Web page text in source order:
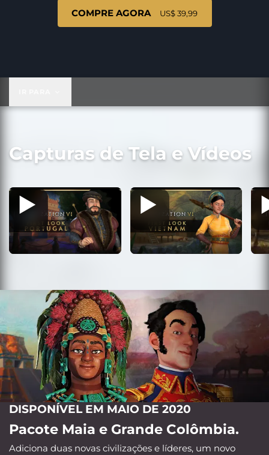
COMPRE AGORA US$ 39,99
Capturas de Tela e Vídeos
DISPONÍVEL EM MAIO DE 2020
Pacote Maia e Grande Colômbia.
Adiciona duas novas civilizações e líderes, um novo